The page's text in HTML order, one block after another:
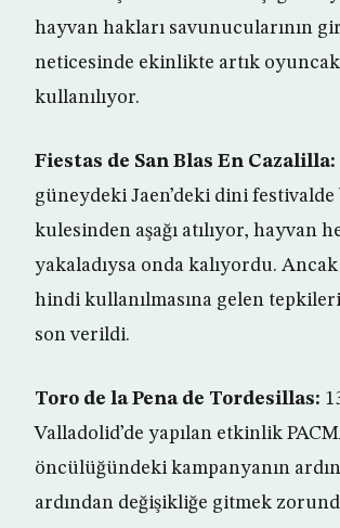
hayvan hakları savunucularının
neticesinde ekinlikte artık
kullanılıyor.
Fiestas de San Blas En Cazalilla:
güneydeki Jaen’deki dini
kulesinden aşağı atılıyor, hayvan
yakaladıysa onda kalıyordu.
hindi kullanılmasına gelen
son verildi.
Toro de la Pena de Tordesillas:
Valladolid’de yapılan etkinlik
öncülüğündeki kampanyanın
ardından değişikliğe gitmek